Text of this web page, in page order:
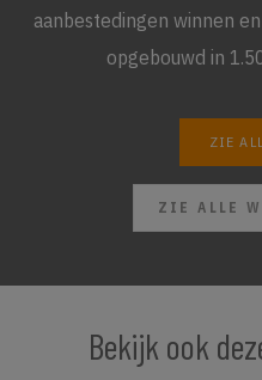
aanbestedingen winnen
opgebouwd in
ZIE
ZIE ALLE
Bekijk ook